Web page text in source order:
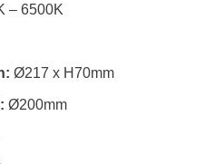
– 6500K
Ø217 x H70mm
Ø200mm